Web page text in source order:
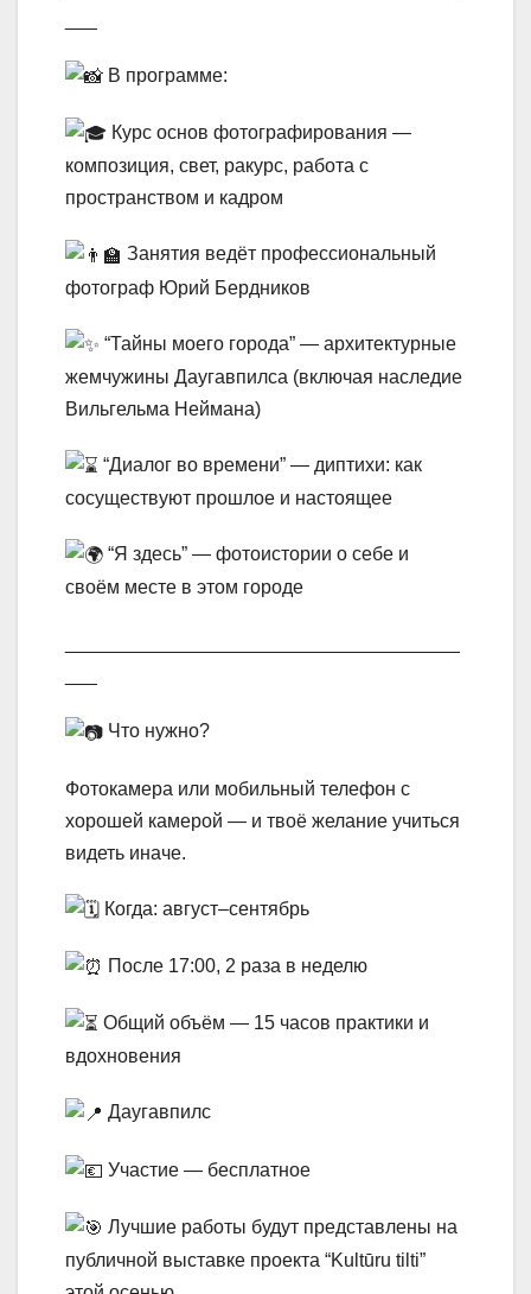
В программе:
Курс основ фотографирования —
композиция, свет, ракурс, работа с
пространством и кадром
Занятия ведёт профессиональный
фотограф Юрий Бердников
“Тайны моего города” — архитектурные
жемчужины Даугавпилса (включая наследие
Вильгельма Неймана)
“Диалог во времени” — диптихи: как
сосуществуют прошлое и настоящее
“Я здесь” — фотоистории о себе и
своём месте в этом городе
Что нужно?
Фотокамера или мобильный телефон с
хорошей камерой — и твоё желание учиться
видеть иначе.
Когда: август–сентябрь
После 17:00, 2 раза в неделю
Общий объём — 15 часов практики и
вдохновения
Даугавпилс
Участие — бесплатное
Лучшие работы будут представлены на
публичной выставке проекта “Kultūru tilti”